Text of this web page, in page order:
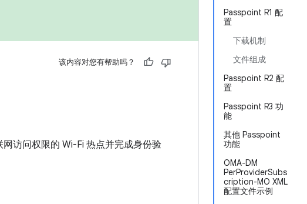
Passpoint R1 配
置
下载机制
文件组成
Passpoint R2 配
置
Passpoint R3 功
能
其他 Passpoint
功能
OMA-DM
PerProviderSubs
cription-MO XML
配置文件示例
该内容对您有帮助吗？
访问权限的 Wi-Fi 热点并完成身份验